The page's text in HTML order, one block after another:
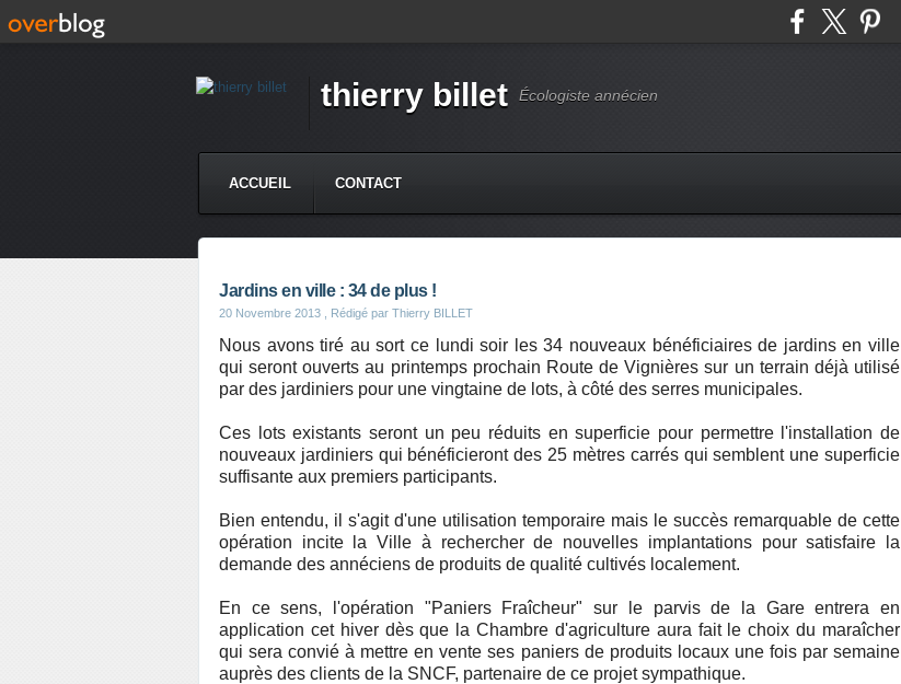
thierry billet Écologiste annécien
ACCUEIL CONTACT
Jardins en ville : 34 de plus !
20 Novembre 2013 , Rédigé par Thierry BILLET
Nous avons tiré au sort ce lundi soir les 34 nouveaux bénéficiaires de jardins en ville
qui seront ouverts au printemps prochain Route de Vignières sur un terrain déjà utilisé
par des jardiniers pour une vingtaine de lots, à côté des serres municipales.
Ces lots existants seront un peu réduits en superficie pour permettre l'installation de
nouveaux jardiniers qui bénéficieront des 25 mètres carrés qui semblent une superficie
suffisante aux premiers participants.
Bien entendu, il s'agit d'une utilisation temporaire mais le succès remarquable de cette
opération incite la Ville à rechercher de nouvelles implantations pour satisfaire la
demande des annéciens de produits de qualité cultivés localement.
En ce sens, l'opération "Paniers Fraîcheur" sur le parvis de la Gare entrera en
application cet hiver dès que la Chambre d'agriculture aura fait le choix du maraîcher
qui sera convié à mettre en vente ses paniers de produits locaux une fois par semaine
auprès des clients de la SNCF, partenaire de ce projet sympathique.